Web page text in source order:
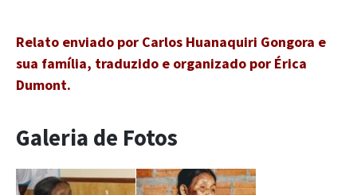
Relato enviado por Carlos Huanaquiri Gongora e
sua família, traduzido e organizado por Érica
Dumont.
Galeria de Fotos